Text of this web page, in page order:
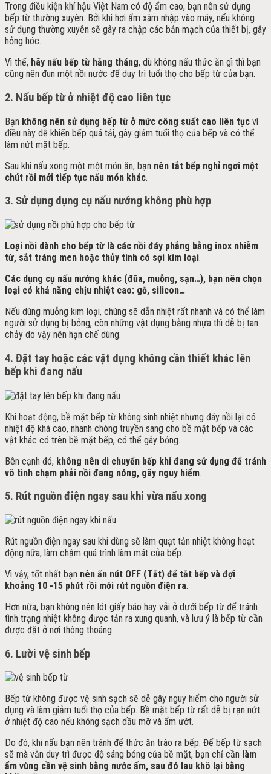
Trong điều kiện khí hậu Việt Nam có độ ẩm cao, bạn nên sử dụng
bếp từ thường xuyên. Bởi khi hơi ẩm xâm nhập vào máy, nếu không
sử dụng thường xuyên sẽ gây ra chập các bản mạch của thiết bị, gây
hỏng hóc.
Vì thế, hãy nấu bếp từ hằng tháng, dù không nấu thức ăn gì thì bạn
cũng nên đun một nồi nước để duy trì tuổi thọ cho bếp từ của bạn.
2. Nấu bếp từ ở nhiệt độ cao liên tục
Bạn không nên sử dụng bếp từ ở mức công suất cao liên tục vì
điều này dễ khiến bếp quá tải, gây giảm tuổi thọ của bếp và có thể
làm nứt mặt bếp.
Sau khi nấu xong một một món ăn, bạn nên tắt bếp nghỉ ngơi một
chút rồi mới tiếp tục nấu món khác.
3. Sử dụng dụng cụ nấu nướng không phù hợp
Loại nồi dành cho bếp từ là các nồi đáy phẳng bằng inox nhiễm
từ, sắt tráng men hoặc thủy tinh có sợi kim loại.
Các dụng cụ nấu nướng khác (đũa, muỗng, sạn…), bạn nên chọn
loại có khả năng chịu nhiệt cao: gỗ, silicon…
Nếu dùng muỗng kim loại, chúng sẽ dẫn nhiệt rất nhanh và có thể làm
người sử dụng bị bỏng, còn những vật dụng bằng nhựa thì dễ bị tan
chảy do vậy nên hạn chế dùng.
4. Đặt tay hoặc các vật dụng không cần thiết khác lên
bếp khi đang nấu
Khi hoạt động, bề mặt bếp từ không sinh nhiệt nhưng đáy nồi lại có
nhiệt độ khá cao, nhanh chóng truyền sang cho bề mặt bếp và các
vật khác có trên bề mặt bếp, có thể gây bỏng.
Bên cạnh đó, không nên di chuyển bếp khi đang sử dụng để tránh
vô tình chạm phải nồi đang nóng, gây nguy hiểm.
5. Rút nguồn điện ngay sau khi vừa nấu xong
Rút nguồn điện ngay sau khi dùng sẽ làm quạt tản nhiệt không hoạt
động nữa, làm chậm quá trình làm mát của bếp.
Vì vậy, tốt nhất bạn nên ấn nút OFF (Tắt) để tắt bếp và đợi
khoảng 10 -15 phút rồi mới rút nguồn điện ra.
Hơn nữa, bạn không nên lót giấy báo hay vải ở dưới bếp từ để tránh
tình trạng nhiệt không được tản ra xung quanh, và lưu ý là bếp từ cần
được đặt ở nơi thông thoáng.
6. Lười vệ sinh bếp
Bếp từ không được vệ sinh sạch sẽ dễ gây nguy hiểm cho người sử
dụng và làm giảm tuổi thọ của bếp. Bề mặt bếp từ rất dễ bị rạn nứt
ở nhiệt độ cao nếu không sạch dầu mỡ và ẩm ướt.
Do đó, khi nấu bạn nên tránh để thức ăn trào ra bếp. Để bếp từ sạch
sẽ mà vẫn duy trì được độ sáng bóng của bề mặt, bạn chỉ cần làm
ẩm vùng cần vệ sinh bằng nước ấm, sau đó lau khô lại bằng